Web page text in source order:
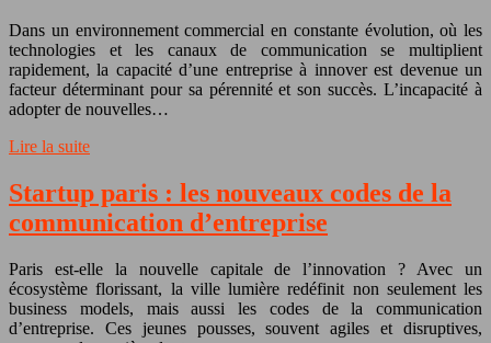
Dans un environnement commercial en constante évolution, où les
technologies et les canaux de communication se multiplient
rapidement, la capacité d’une entreprise à innover est devenue un
facteur déterminant pour sa pérennité et son succès. L’incapacité à
adopter de nouvelles…
Lire la suite
Startup paris : les nouveaux codes de la
communication d’entreprise
Paris est-elle la nouvelle capitale de l’innovation ? Avec un
écosystème florissant, la ville lumière redéfinit non seulement les
business models, mais aussi les codes de la communication
d’entreprise. Ces jeunes pousses, souvent agiles et disruptives,